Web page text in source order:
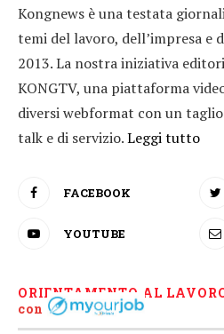
Kongnews è una testata
temi del lavoro, dell’impresa e
2013. La nostra iniziativa
KONGTV, una piattaforma
diversi webformat con un
talk e di servizio.Leggi tutto
FACEBOOK
YOUTUBE
ORIENTAMENTO AL
con